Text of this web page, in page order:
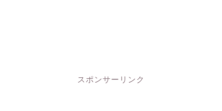
スポンサーリンク